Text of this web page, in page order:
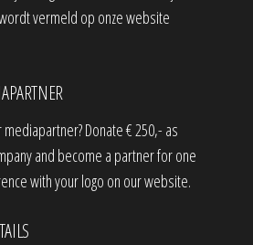
vermeld op onze website
Donate € 250,- as
and become a partner for one
with your logo on our website.